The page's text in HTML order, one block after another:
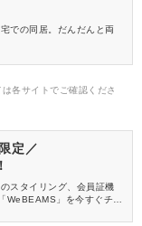
での同居。だんだんと両
各サイトでご確認くださ
定／
スタイリング、会員証機
WeBEAMS」を今すぐチェ